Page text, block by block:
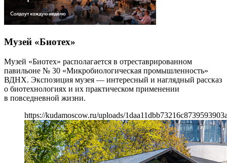
Музей «Биотех»
Музей «Биотех» располагается в отреставрированном
павильоне № 30 «Микробиологическая промышленность»
ВДНХ. Экспозиция музея — интересный и наглядный рассказ
о биотехнологиях и их практическом применении
в повседневной жизни.
https://kudamoscow.ru/uploads/